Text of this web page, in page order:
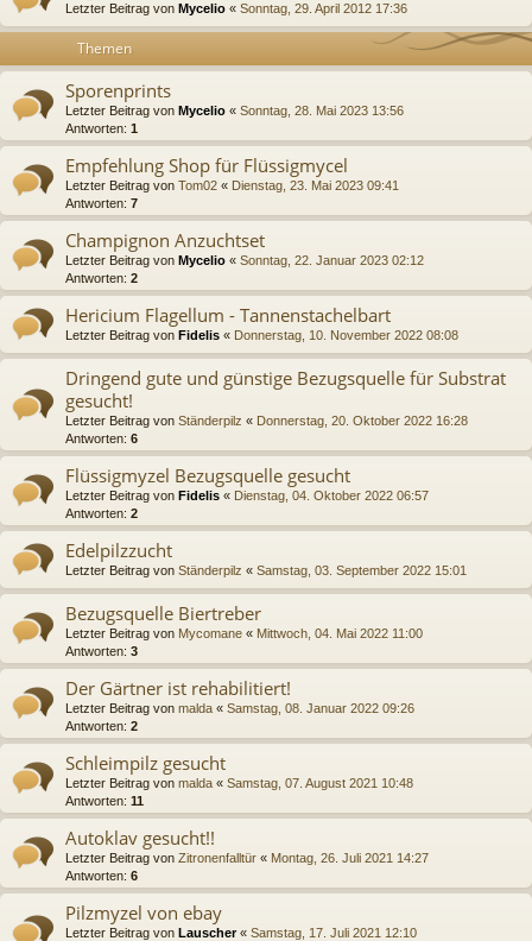
Letzter Beitrag von Mycelio « Sonntag, 29. April 2012 17:36
Themen
Sporenprints
Letzter Beitrag von Mycelio « Sonntag, 28. Mai 2023 13:56
Antworten: 1
Empfehlung Shop für Flüssigmycel
Letzter Beitrag von Tom02 « Dienstag, 23. Mai 2023 09:41
Antworten: 7
Champignon Anzuchtset
Letzter Beitrag von Mycelio « Sonntag, 22. Januar 2023 02:12
Antworten: 2
Hericium Flagellum - Tannenstachelbart
Letzter Beitrag von Fidelis « Donnerstag, 10. November 2022 08:08
Dringend gute und günstige Bezugsquelle für Substrat
gesucht!
Letzter Beitrag von Ständerpilz « Donnerstag, 20. Oktober 2022 16:28
Antworten: 6
Flüssigmyzel Bezugsquelle gesucht
Letzter Beitrag von Fidelis « Dienstag, 04. Oktober 2022 06:57
Antworten: 2
Edelpilzzucht
Letzter Beitrag von Ständerpilz « Samstag, 03. September 2022 15:01
Bezugsquelle Biertreber
Letzter Beitrag von Mycomane « Mittwoch, 04. Mai 2022 11:00
Antworten: 3
Der Gärtner ist rehabilitiert!
Letzter Beitrag von malda « Samstag, 08. Januar 2022 09:26
Antworten: 2
Schleimpilz gesucht
Letzter Beitrag von malda « Samstag, 07. August 2021 10:48
Antworten: 11
Autoklav gesucht!!
Letzter Beitrag von Zitronenfalltür « Montag, 26. Juli 2021 14:27
Antworten: 6
Pilzmyzel von ebay
Letzter Beitrag von Lauscher« Samstag, 17. Juli 2021 12:10